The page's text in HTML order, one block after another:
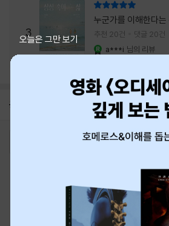
3
누군가를 이해한다는
추천 20건 댓글 20건
a***i 님의 리뷰
공지 8월 신용카드 무이자할부 안내
오늘은 그만 보기
최근 본 상품
티켓 1544-6399
eBook 1:1문의/채팅상담
예스이십사(주) 사업자 정
이용약관
개인정보처리방침
청